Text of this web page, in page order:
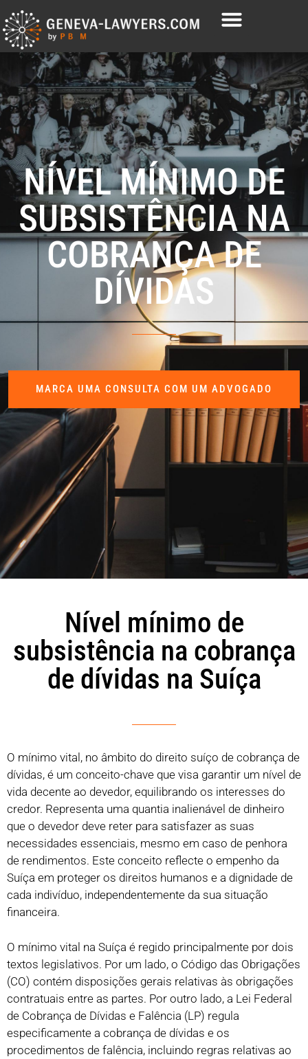
NÍVEL MÍNIMO DE
SUBSISTÊNCIA NA
COBRANÇA DE
DÍVIDAS
MARCA UMA CONSULTA COM UM ADVOGADO
Nível mínimo de
subsistência na cobrança
de dívidas na Suíça
O mínimo vital, no âmbito do direito suíço de cobrança de
dívidas, é um conceito-chave que visa garantir um nível de
vida decente ao devedor, equilibrando os interesses do
credor. Representa uma quantia inalienável de dinheiro
que o devedor deve reter para satisfazer as suas
necessidades essenciais, mesmo em caso de penhora
de rendimentos. Este conceito reflecte o empenho da
Suíça em proteger os direitos humanos e a dignidade de
cada indivíduo, independentemente da sua situação
financeira.
O mínimo vital na Suíça é regido principalmente por dois
textos legislativos. Por um lado, o Código das Obrigações
(CO) contém disposições gerais relativas às obrigações
contratuais entre as partes. Por outro lado, a Lei Federal
de Cobrança de Dívidas e Falência (LP) regula
especificamente a cobrança de dívidas e os
procedimentos de falência, incluindo regras relativas ao